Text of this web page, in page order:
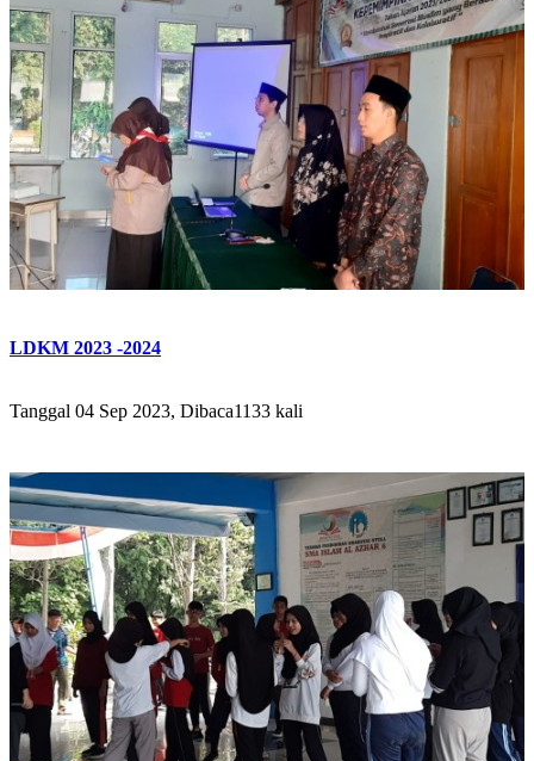
LDKM 2023 -2024
Tanggal 04 Sep 2023, Dibaca1133 kali